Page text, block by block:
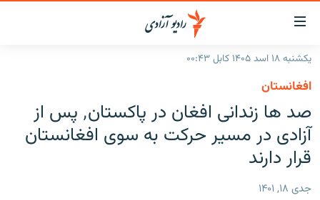
لینک‌های
قابل
دسترسی
به
متن
اصلی
بازگشت
منوی
اصلی
گزارش‌ها
منطقه
خبرها
افغانستان
جدول نشرات
یکشنبه ۱۸ اسد ۱۴۰۵ کابل ۰۰:۴۳
افغانستان
صد ها زندانی افغان در پاکستان٬ پس از
آزادی در مسیر حرکت به سوی افغانستان
قرار دارند
جدی ۱۸, ۱۴۰۱